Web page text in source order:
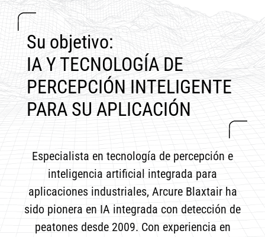
Su objetivo:
IA Y TECNOLOGÍA DE
PERCEPCIÓN INTELIGENTE
PARA SU APLICACIÓN
Especialista en tecnología de percepción e
inteligencia artificial integrada para
aplicaciones industriales, Arcure Blaxtair ha
sido pionera en IA integrada con detección de
peatones desde 2009. Con experiencia en